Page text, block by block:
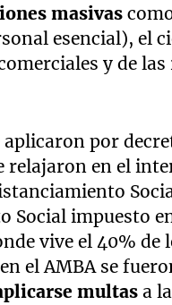
masivas
esencial), el
y de
aplicaron por
relajaron en el
Social impuesto
vive el 40% de
el AMBA se
multas a